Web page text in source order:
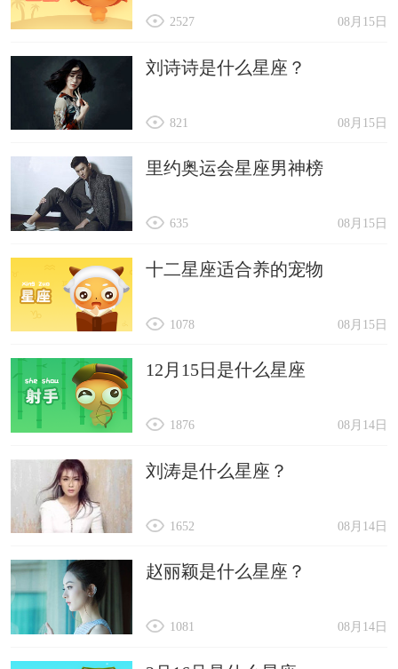
08月15日
2527
刘诗诗是什么星座？
08月15日
821
里约奥运会星座男神榜
08月15日
635
十二星座适合养的宠物
08月15日
1078
12月15日是什么星座
08月14日
1876
刘涛是什么星座？
08月14日
1652
赵丽颖是什么星座？
08月14日
1081